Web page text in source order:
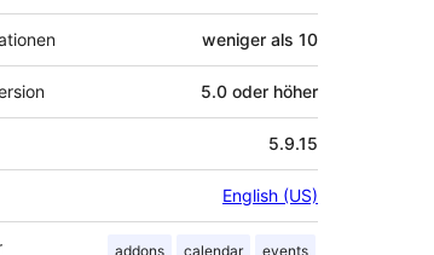
weniger als 10
5.0 oder höher
5.9.15
English (US)
addons calendar events